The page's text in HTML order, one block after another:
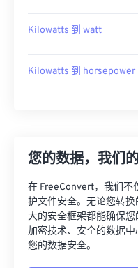
Kilowatts 到 watt
Kilowatts 到 horsepower
您的数据，我们
在 FreeConvert，我们不
护文件安全。无论您转
大的安全框架都能确保
加密技术、安全的数据
您的数据安全。